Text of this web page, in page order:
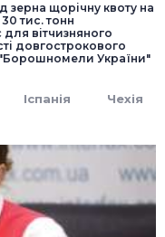
зерна щорічну квоту на
тис. тонн
вітчизняного
довгострокового
"Борошномели України"
Іспанія Чехія